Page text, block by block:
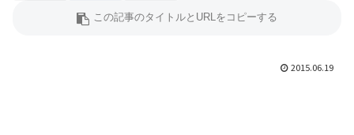
2015.06.19